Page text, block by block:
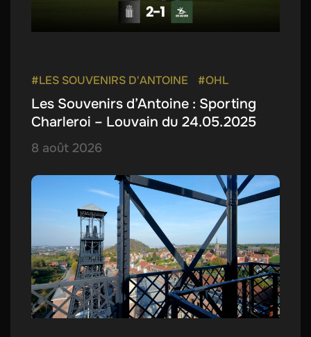
#LES SOUVENIRS D'ANTOINE #OHL
Les Souvenirs d’Antoine : Sporting
Charleroi – Louvain du 24.05.2025
8 août 2026